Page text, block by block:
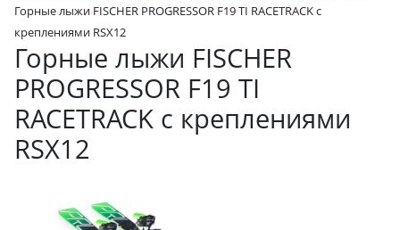
Горные лыжи FISCHER PROGRESSOR F19 TI RACETRACK c
креплениями RSX12
Горные лыжи FISCHER
PROGRESSOR F19 TI
RACETRACK c креплениями
RSX12